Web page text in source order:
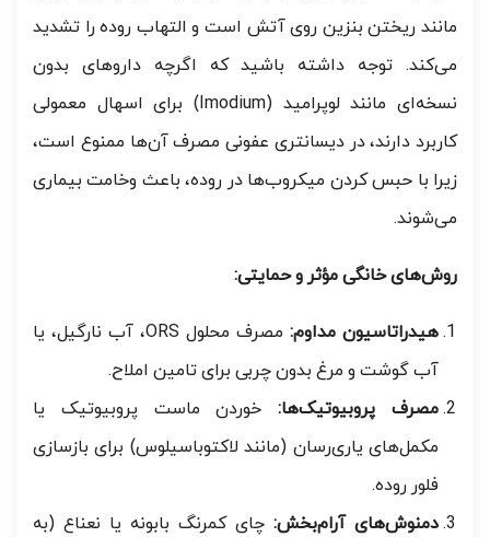
مانند ریختن بنزین روی آتش است و التهاب روده را تشدید
می‌کند. توجه داشته باشید که اگرچه داروهای بدون
نسخه‌ای مانند لوپرامید (Imodium) برای اسهال معمولی
کاربرد دارند، در دیسانتری عفونی مصرف آن‌ها ممنوع است،
زیرا با حبس کردن میکروب‌ها در روده، باعث وخامت بیماری
می‌شوند.
روش‌های خانگی مؤثر و حمایتی:
هیدراتاسیون مداوم:
مصرف محلول ORS، آب نارگیل، یا
آب گوشت و مرغ بدون چربی برای تامین املاح.
مصرف پروبیوتیک‌ها:خوردن ماست پروبیوتیک یا
مکمل‌های یاری‌رسان (مانند لاکتوباسیلوس) برای بازسازی
فلور روده.
دمنوش‌های آرام‌بخش: چای کمرنگ بابونه یا نعناع (به